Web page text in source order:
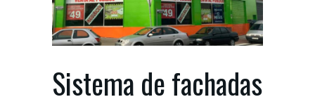
Sistema de fachadas